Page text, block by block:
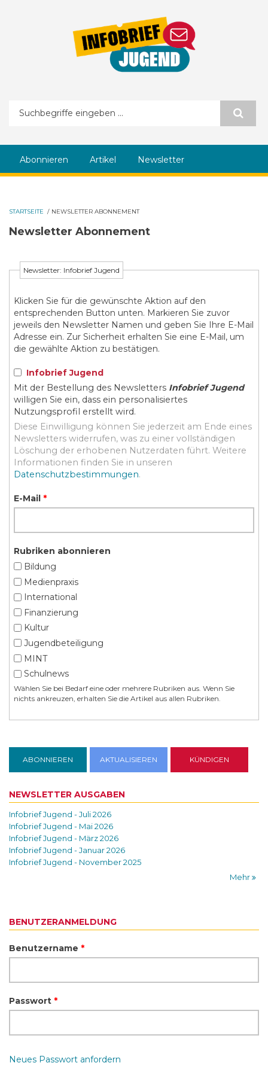
Suchformular
Abonnieren Artikel Newsletter
STARTSEITE / NEWSLETTER ABONNEMENT
Newsletter Abonnement
Newsletter: Infobrief Jugend
Klicken Sie für die gewünschte Aktion auf den
entsprechenden Button unten. Markieren Sie zuvor
jeweils den Newsletter Namen und geben Sie Ihre E-Mail
Adresse ein. Zur Sicherheit erhalten Sie eine E-Mail, um
die gewählte Aktion zu bestätigen.
Infobrief Jugend
Mit der Bestellung des Newsletters Infobrief Jugend
willigen Sie ein, dass ein personalisiertes
Nutzungsprofil erstellt wird.
Diese Einwilligung können Sie jederzeit am Ende eines
Newsletters widerrufen, was zu einer vollständigen
Löschung der erhobenen Nutzerdaten führt. Weitere
Informationen finden Sie in unseren
Datenschutzbestimmungen.
E-Mail *
Rubriken abonnieren
Bildung
Medienpraxis
International
Finanzierung
Kultur
Jugendbeteiligung
MINT
Schulnews
Wählen Sie bei Bedarf eine oder mehrere Rubriken aus. Wenn Sie
nichts ankreuzen, erhalten Sie die Artikel aus allen Rubriken.
NEWSLETTER AUSGABEN
Infobrief Jugend - Juli 2026
Infobrief Jugend - Mai 2026
Infobrief Jugend - März 2026
Infobrief Jugend - Januar 2026
Infobrief Jugend - November 2025
Mehr
BENUTZERANMELDUNG
Benutzername *
Passwort *
Neues Passwort anfordern